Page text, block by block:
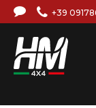
+39